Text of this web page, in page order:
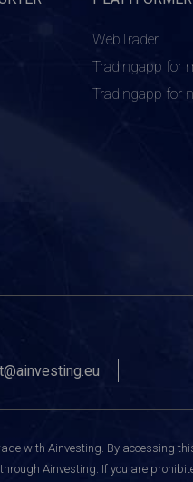
WebTrader
Tradingapp for
Tradingapp for
with Ainvesting. By accessing
Ainvesting. If you are